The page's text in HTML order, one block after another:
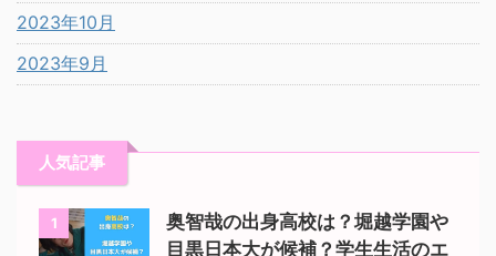
2023年10月
2023年9月
人気記事
1
奥智哉の出身高校は？堀越学園や
目黒日本大が候補？学生生活のエ